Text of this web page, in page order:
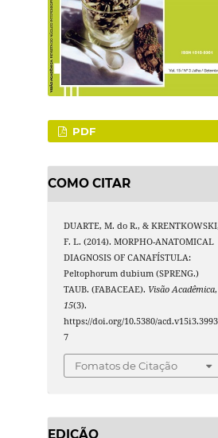
PDF
COMO CITAR
DUARTE, M. do R., &
F. L. (2014). MORPHO-ANATOMICAL
DIAGNOSIS OF CANAFÍSTULA:
Peltophorum dubium (SPRENG.)
TAUB. (FABACEAE). Visão Acadêmica,
15(3).
https://doi.org/10.5380/acd.v15i3.3993
7
Fomatos de Citação
EDIÇÃO